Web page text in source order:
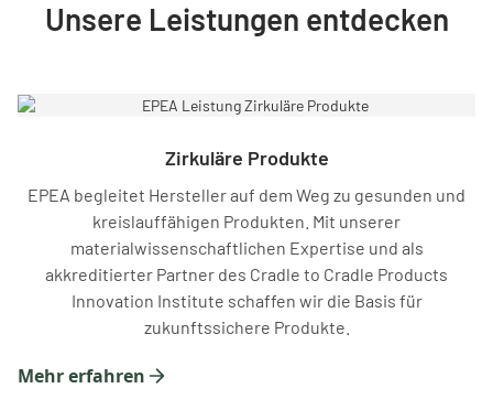
Unsere Leistungen entdecken
Zirkuläre Produkte
EPEA begleitet Hersteller auf dem Weg zu gesunden und
kreislauffähigen Produkten. Mit unserer
materialwissenschaftlichen Expertise und als
akkreditierter Partner des Cradle to Cradle Products
Innovation Institute schaffen wir die Basis für
zukunftssichere Produkte.
Mehr erfahren